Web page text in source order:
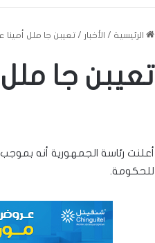
الرئيسية / الأخبار / تعيبن جا ملل أمينا
تعيبن جا
أعلنت رئاسة الجمهورية أنه بموجب
للحكومة.